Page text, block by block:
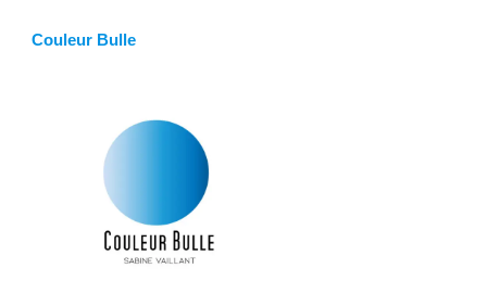
Couleur Bulle